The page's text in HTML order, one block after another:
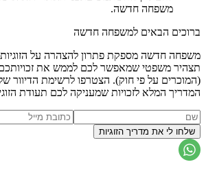
משפחה חדשה.
ברוכים הבאים למשפחה חדשה
משפחה חדשה מספקת פתרון להצהרה על
תצהיר משפטי שמאפשר לכם לממש את זכויותכם
(המוכרים על פי חוק). הצטרפו לרשימת הדיוור
המדריך המלא לזכויות שמעניקה לכם תעודת